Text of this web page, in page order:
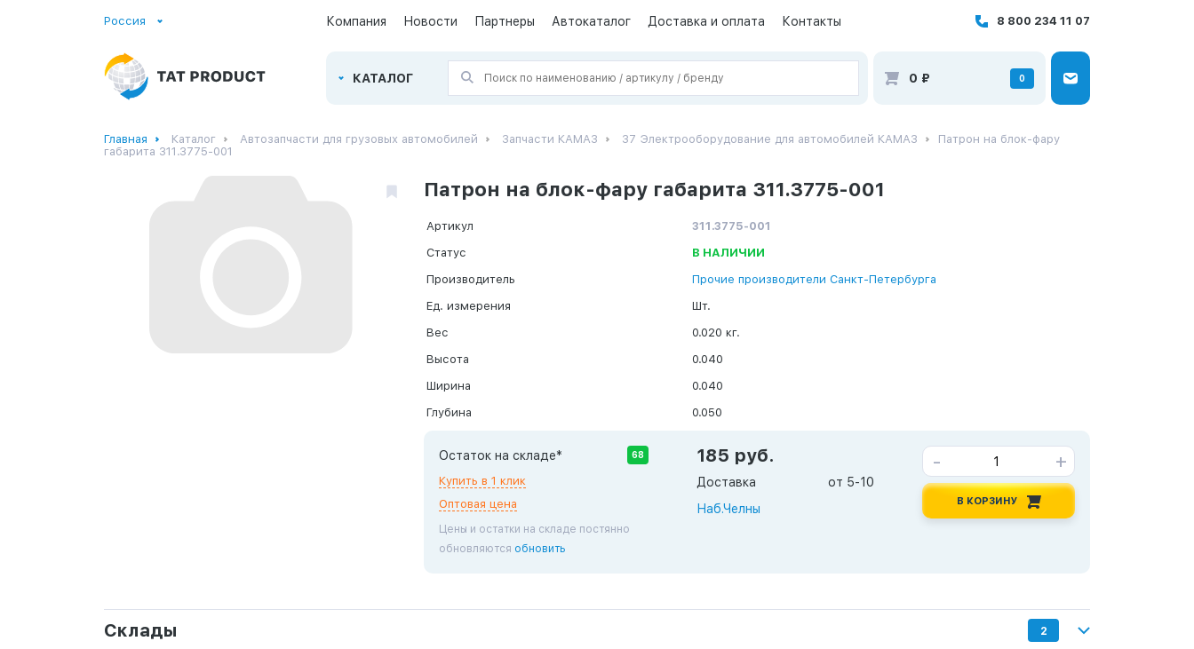
Россия Компания Новости Партнеры Автокаталог Доставка и оплата Контакты 8 800 234 11 07
КАТАЛОГ 0 ₽ 0
Главная Каталог Автозапчасти для грузовых автомобилей Запчасти КАМАЗ 37 Электрооборудование для автомобилей КАМАЗ
Патрон на блок-фару
габарита 311.3775-001
Патрон на блок-фару габарита 311.3775-001
Артикул
311.3775-001
Статус
В НАЛИЧИИ
Производитель
Прочие производители Санкт-Петербурга
Ед. измерения
Шт.
Вес
0.020 кг.
Высота
0.040
Ширина
0.040
Глубина
0.050
Остаток на складе* 68
Купить в 1 клик
Оптовая цена
Цены и остатки на складе постянно
обновляются обновить
185 руб.
Доставка
от 5-10
Наб.Челны
- +
В КОРЗИНУ
Склады 2